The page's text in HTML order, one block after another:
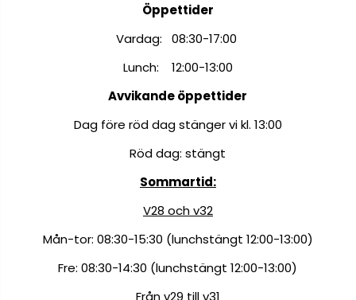
Öppettider
Vardag: 08:30-17:00
Lunch: 12:00-13:00
Avvikande öppettider
Dag före röd dag stänger vi kl. 13:00
Röd dag: stängt
Sommartid:
V28 och v32
Mån-tor: 08:30-15:30 (lunchstängt 12:00-13:00)
Fre: 08:30-14:30 (lunchstängt 12:00-13:00)
Från v29 till v31